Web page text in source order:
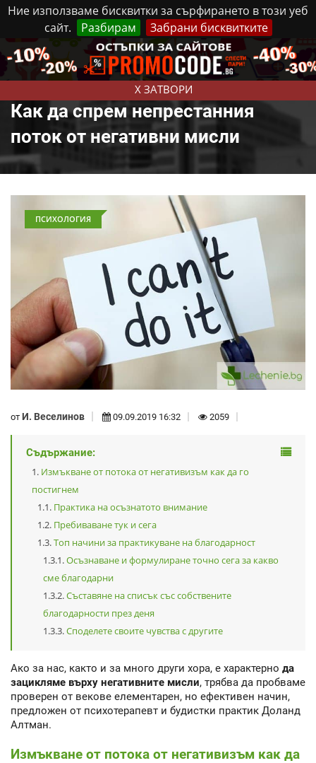
Ние използваме бисквитки за сърфирането в този уеб
сайт.
Разбирам Забрани бисквитките
X ЗАТВОРИ
Петък, 7 Август, 2026 Реклама Контакти
Как да спрем непрестанния
поток от негативни мисли
ПСИХОЛОГИЯ
от И. Веселинов 09.09.2019 16:32 2059
Съдържание:
Измъкване от потока от негативизъм как да го
постигнем
Практика на осъзнатото внимание
Пребиваване тук и сега
Топ начини за практикуване на благодарност
Осъзнаване и формулиране точно сега за какво
сме благодарни
Съставяне на списък със собствените
благодарности през деня
Споделете своите чувства с другите
Ако за нас, както и за много други хора, е характерно да
зацикляме върху негативните мисли, трябва да пробваме
проверен от векове елементарен, но ефективен начин,
предложен от психотерапевт и будистки практик Доланд
Алтман.
Измъкване от потока от негативизъм как да